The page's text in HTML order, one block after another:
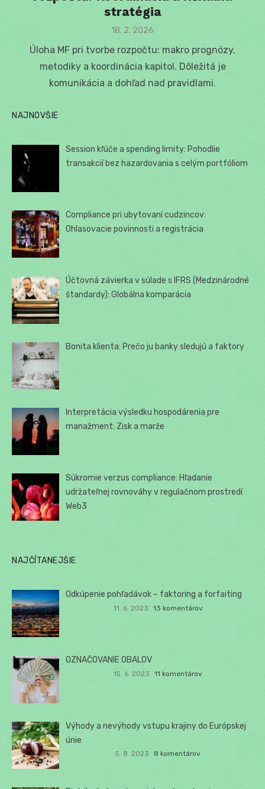
stratégia
Posted
18. 2. 2026
Úloha MF pri tvorbe rozpočtu: makro prognózy,
metodiky a koordinácia kapitol. Dôležitá je
komunikácia a dohľad nad pravidlami.
NAJNOVŠIE
Session kľúče a spending limity: Pohodlie
transakcií bez hazardovania s celým portfóliom
Compliance pri ubytovaní cudzincov:
Ohlasovacie povinnosti a registrácia
Účtovná závierka v súlade s IFRS (Medzinárodné
štandardy): Globálna komparácia
Bonita klienta: Prečo ju banky sledujú a faktory
Interpretácia výsledku hospodárenia pre
manažment: Zisk a marže
Súkromie verzus compliance: Hľadanie
udržateľnej rovnováhy v regulačnom prostredí
Web3
NAJČÍTANEJŠIE
Odkúpenie pohľadávok – faktoring a forfaiting
11. 6. 2023 13 komentárov
OZNAČOVANIE OBALOV
15. 6. 2023 11 komentárov
Výhody a nevýhody vstupu krajiny do Európskej
únie
5. 8. 2023 8 komentárov